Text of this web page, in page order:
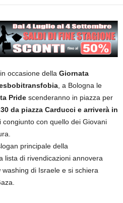
occasione della Giornata
, a Bologna le
Pride scenderanno in piazza per
da piazza Carducci e arriverà in
congiunto con quello dei Giovani
principale della
lista di rivendicazioni annovera
di Israele e si schiera